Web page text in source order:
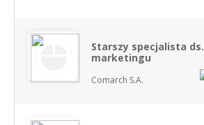
Starszy specjalista ds.
marketingu
Comarch S.A.